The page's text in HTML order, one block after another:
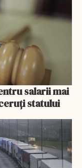
salarii mai
statului